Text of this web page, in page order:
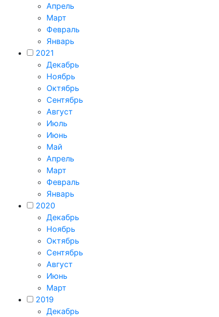
Апрель
Март
Февраль
Январь
2021
Декабрь
Ноябрь
Октябрь
Сентябрь
Август
Июль
Июнь
Май
Апрель
Март
Февраль
Январь
2020
Декабрь
Ноябрь
Октябрь
Сентябрь
Август
Июнь
Март
2019
Декабрь